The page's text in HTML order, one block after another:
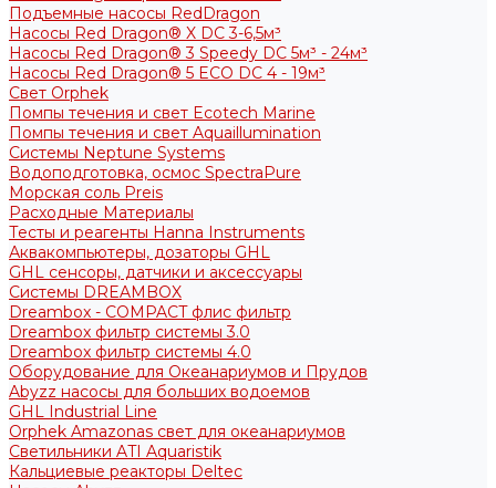
Подъемные насосы RedDragon
Насосы Red Dragon® X DC 3-6,5м³
Насосы Red Dragon® 3 Speedy DC 5м³ - 24м³
Насосы Red Dragon® 5 ECO DC 4 - 19м³
Свет Orphek
Помпы течения и свет Ecotech Marine
Помпы течения и свет Aquaillumination
Системы Neptune Systems
Водоподготовка, осмос SpectraPure
Морская соль Preis
Расходные Материалы
Тесты и реагенты Hanna Instruments
Аквакомпьютеры, дозаторы GHL
GHL сенсоры, датчики и аксессуары
Системы DREAMBOX
Dreambox - COMPACT флис фильтр
Dreambox фильтр системы 3.0
Dreambox фильтр системы 4.0
Оборудование для Океанариумов и Прудов
Abyzz насосы для больших водоемов
GHL Industrial Line
Orphek Amazonas свет для океанариумов
Светильники ATI Aquaristik
Кальциевые реакторы Deltec